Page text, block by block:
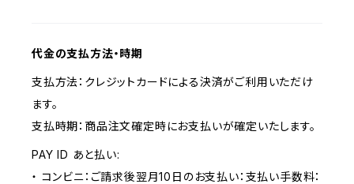
代金の支払方法・時期
支払方法：クレジットカードによる決済がご利用いただけ
ます。
支払時期：商品注文確定時にお支払いが確定いたします。
PAY ID あと払い:
・ コンビニ：ご請求後翌月10日のお支払い：支払い手数料：